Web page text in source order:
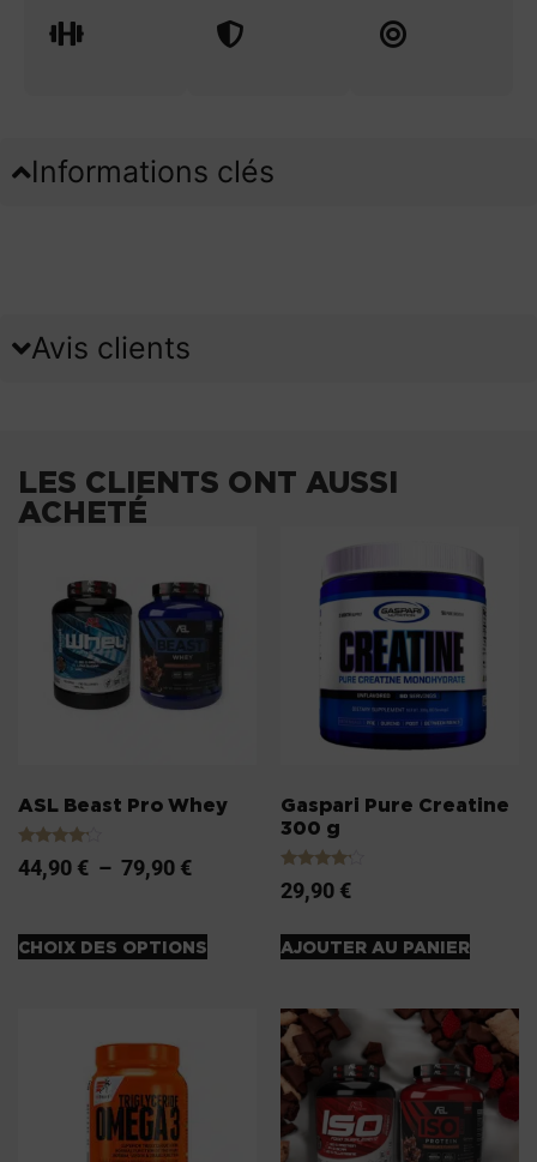
Informations clés
Avis clients
LES CLIENTS ONT AUSSI
ACHETÉ
ASL Beast Pro Whey
Note
4.00
44,90 € – 79,90 €
CHOIX DES OPTIONS
Gaspari Pure Creatine
300 g
Note
4.00
29,90 €
AJOUTER AU PANIER